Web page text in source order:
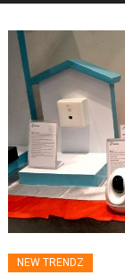
NEW TRENDZ